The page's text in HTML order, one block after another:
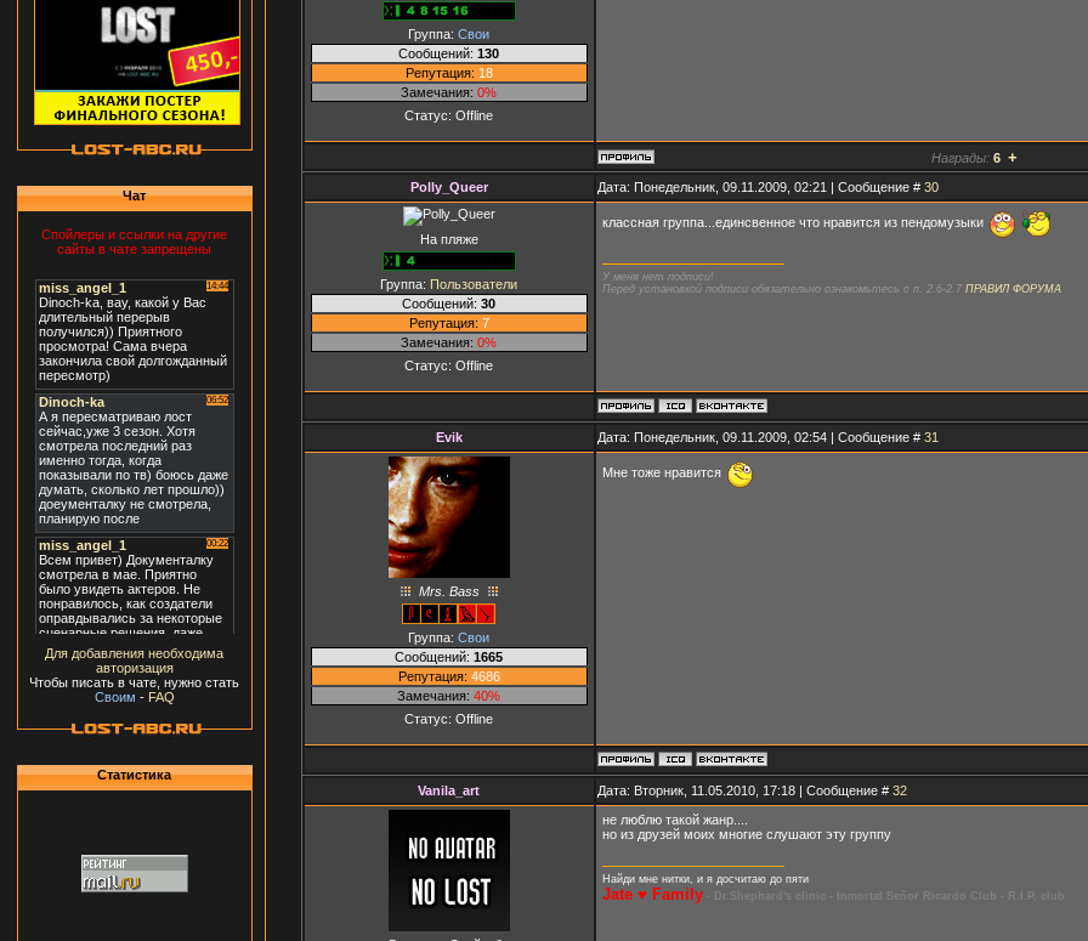
Чат
Спойлеры и ссылки на другие
сайты в чате запрещены
Для добавления необходима
авторизация
Чтобы писать в чате, нужно стать
Своим - FAQ
Статистика
Группа: Свои
Сообщений: 130
Репутация: 18
Замечания: 0%
Статус: Offline
Награды: 6 +
Polly_Queer Дата: Понедельник, 09.11.2009, 02:21 | Сообщение # 30
На пляже
Группа: Пользователи
Сообщений: 30
Репутация: 7
Замечания: 0%
Статус: Offline
классная группа...единсвенное что нравится из пендомузыки
У меня нет подписи!
Перед установкой подписи обязательно ознакомьтесь с п. 2.6-2.7 ПРАВИЛ ФОРУМА
Evik Дата: Понедельник, 09.11.2009, 02:54 | Сообщение # 31
Mrs. Bass
Группа: Свои
Сообщений: 1665
Репутация: 4686
Замечания: 40%
Статус: Offline
Мне тоже нравится
Vanila_art Дата: Вторник, 11.05.2010, 17:18 | Сообщение # 32
не люблю такой жанр....
но из друзей моих многие слушают эту группу
Найди мне нитки, и я досчитаю до пяти
Jate ♥ Family - Dr.Shephard's clinic - Inmortal Señor Ricardo Club - R.I.P. club